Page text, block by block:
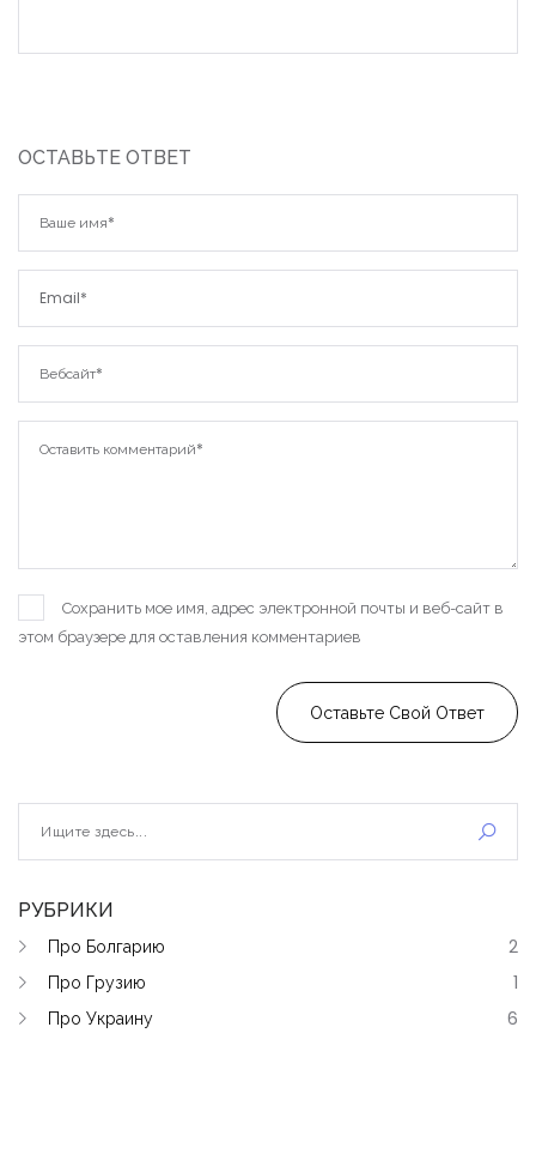
ОСТАВЬТЕ ОТВЕТ
Сохранить мое имя, адрес электронной почты и веб-сайт в
этом браузере для оставления комментариев
Оставьте Свой Ответ
РУБРИКИ
Про Болгарию
2
Про Грузию
1
Про Украину
6